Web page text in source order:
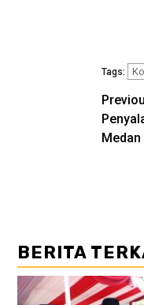
Tags:
Medan
BERITA